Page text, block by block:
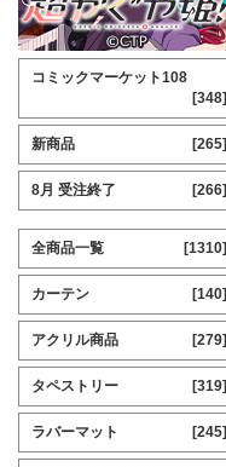
コミックマーケット108
[348]
新商品 [265]
8月 受注終了 [266]
全商品一覧 [1310]
カーテン [140]
アクリル商品 [279]
タペストリー [319]
ラバーマット [245]